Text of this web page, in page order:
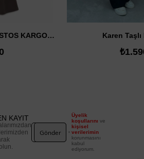
Fine Oysh Takım (14 AĞUSTOS KARGODA) Karen Taşlı
KAYIT
Gönder
Üyelik
koşullarını ve
kişisel
verilerimin
korunmasını
kabul
ediyorum.